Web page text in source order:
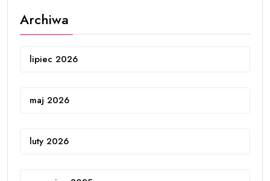
Archiwa
lipiec 2026
maj 2026
luty 2026